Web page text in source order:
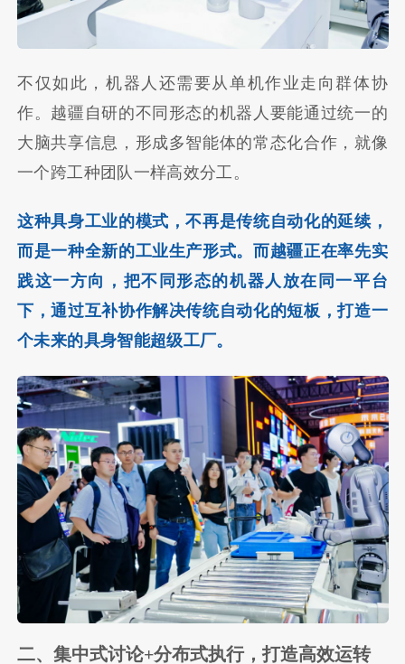
不仅如此，机器人还需要从单机作业走向群体协
作。越疆自研的不同形态的机器人要能通过统一的
大脑共享信息，形成多智能体的常态化合作，就像
一个跨工种团队一样高效分工。
这种具身工业的模式，不再是传统自动化的延续，
而是一种全新的工业生产形式。而越疆正在率先实
践这一方向，把不同形态的机器人放在同一平台
下，通过互补协作解决传统自动化的短板，打造一
个未来的具身智能超级工厂。
二、集中式讨论+分布式执行，打造高效运转